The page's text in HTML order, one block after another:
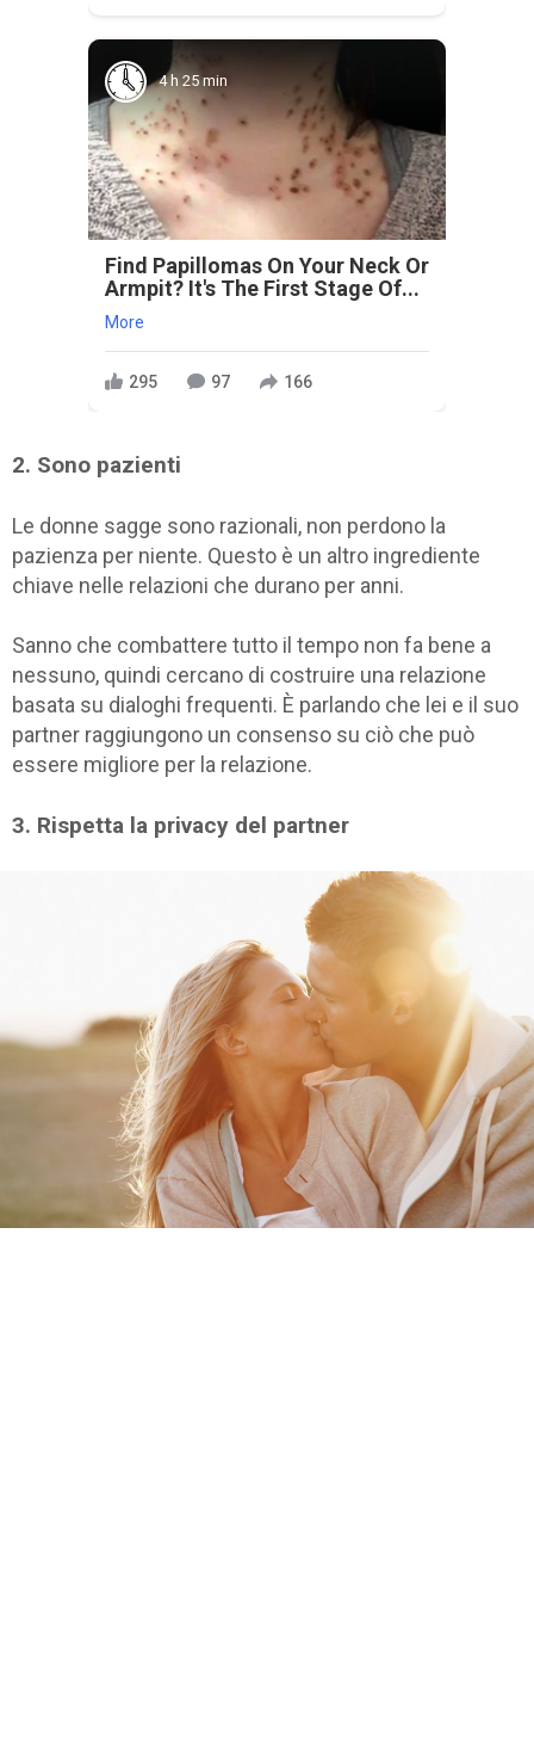
4 h 25 min
Find Papillomas On Your Neck Or
Armpit? It's The First Stage Of...
More
295 97 166
2. Sono pazienti
Le donne sagge sono razionali, non perdono la
pazienza per niente. Questo è un altro ingrediente
chiave nelle relazioni che durano per anni.
Sanno che combattere tutto il tempo non fa bene a
nessuno, quindi cercano di costruire una relazione
basata su dialoghi frequenti. È parlando che lei e il suo
partner raggiungono un consenso su ciò che può
essere migliore per la relazione.
3. Rispetta la privacy del partner